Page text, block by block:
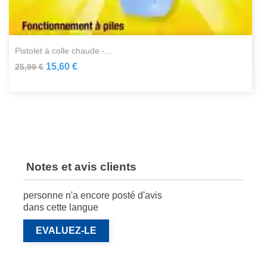
pistolet à colle chaude -...
25,99 € 15,60 €
Notes et avis clients
personne n'a encore posté d'avis
dans cette langue
EVALUEZ-LE